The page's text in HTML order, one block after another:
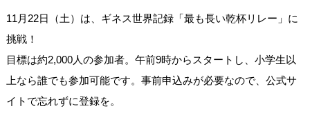
11月22日（土）は、ギネス世界記録「最も長い乾杯リレー」に
挑戦！
目標は約2,000人の参加者。午前9時からスタートし、小学生以
上なら誰でも参加可能です。事前申込みが必要なので、公式サ
イトで忘れずに登録を。